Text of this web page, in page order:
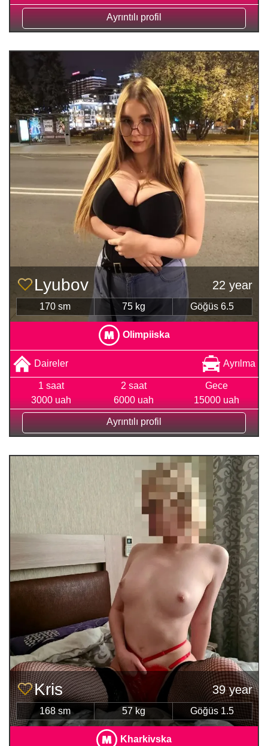
Ayrıntılı profil
Lyubov 22 year
170 sm 75 kg Göğüs 6.5
Olimpiiska
Daireler Ayrılma
1 saat
3000 uah
2 saat
6000 uah
Gece
15000 uah
Ayrıntılı profil
Kris 39 year
168 sm 57 kg Göğüs 1.5
Kharkivska